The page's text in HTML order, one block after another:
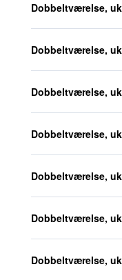
Dobbeltværelse,
Dobbeltværelse,
Dobbeltværelse,
Dobbeltværelse,
Dobbeltværelse,
Dobbeltværelse,
Dobbeltværelse,